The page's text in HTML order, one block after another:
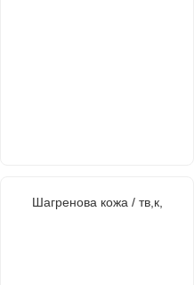
Шагренова кожа / тв,к,